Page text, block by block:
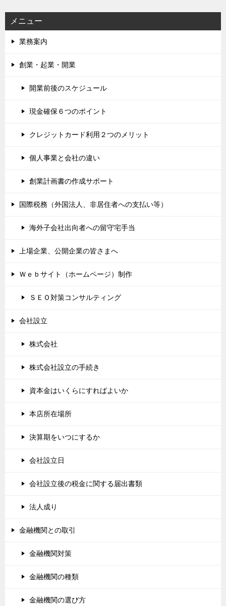
メニュー
業務案内
創業・起業・開業
開業前後のスケジュール
現金確保６つのポイント
クレジットカード利用２つのメリット
個人事業と会社の違い
創業計画書の作成サポート
国際税務（外国法人、非居住者への支払い等）
海外子会社出向者への留守宅手当
上場企業、公開企業の皆さまへ
Ｗｅｂサイト（ホームページ）制作
ＳＥＯ対策コンサルティング
会社設立
株式会社
株式会社設立の手続き
資本金はいくらにすればよいか
本店所在場所
決算期をいつにするか
会社設立日
会社設立後の税金に関する届出書類
法人成り
金融機関との取引
金融機関対策
金融機関の種類
金融機関の選び方